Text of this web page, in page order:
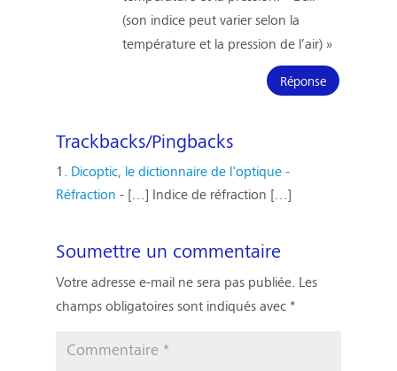
(son indice peut varier selon la
température et la pression de l’air) »
Réponse
Trackbacks/Pingbacks
Dicoptic, le dictionnaire de l'optique -
Réfraction - […] Indice de réfraction […]
Soumettre un commentaire
Votre adresse e-mail ne sera pas publiée. Les
champs obligatoires sont indiqués avec *